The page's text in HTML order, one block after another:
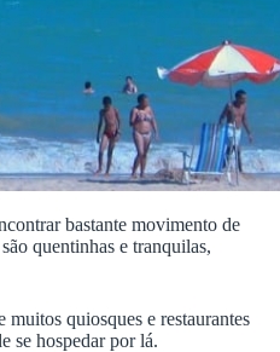
bastante movimento de
quentinhas e tranquilas,
quiosques e restaurantes
se hospedar por lá.